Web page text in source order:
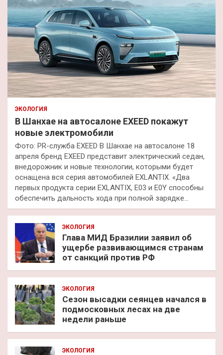
ЭКОЛОГИЯ
В Шанхае на автосалоне EXEED покажут
новые электромобили
Фото: PR-служба EXEED В Шанхае на автосалоне 18
апреля бренд EXEED представит электрический седан,
внедорожник и новые технологии, которыми будет
оснащена вся серия автомобилей EXLANTIX. «Два
первых продукта серии EXLANTIX, E03 и E0Y способны
обеспечить дальность хода при полной зарядке…
ЭКОЛОГИЯ
Глава МИД Бразилии заявил об
ущербе развивающимся странам
от санкций против РФ
ЭКОЛОГИЯ
Сезон высадки сеянцев начался в
подмосковных лесах на две
недели раньше
ЭКОЛОГИЯ